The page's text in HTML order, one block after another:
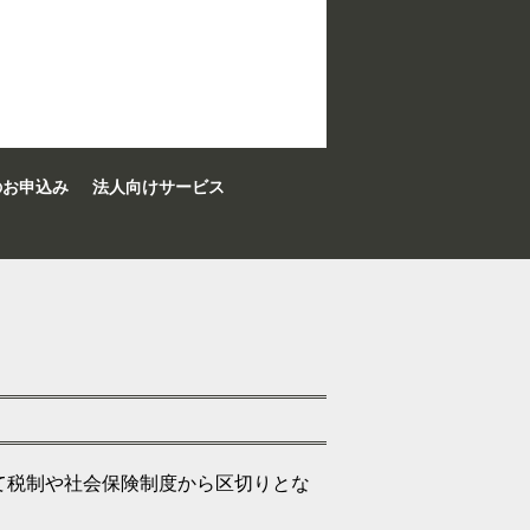
申込み
法人向けサービス
制や社会保険制度から区切りとな